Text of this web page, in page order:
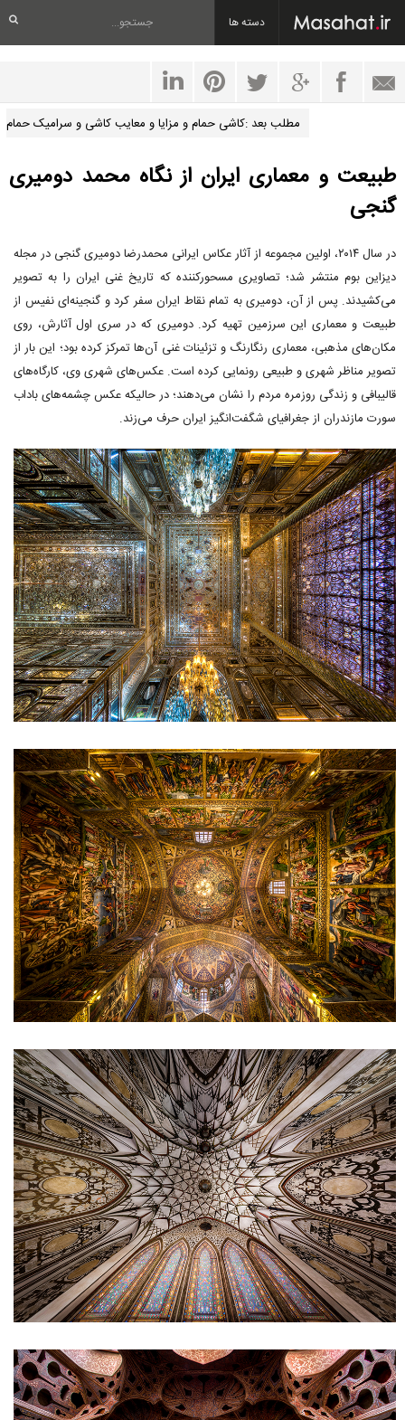
دسته ها
مطلب بعد :کاشی حمام و مزایا و معایب کاشی و سرامیک حمام
طبیعت و معماری ایران از نگاه محمد دومیری
گنجی
در سال ۲۰۱۴، اولین مجموعه از آثار عکاس ایرانی محمدرضا دومیری گنجی در مجله
دیزاین بوم منتشر شد؛ تصاویری مسحورکننده که تاریخ غنی ایران را به تصویر
می‌کشیدند. پس از آن، دومیری به تمام نقاط ایران سفر کرد و گنجینه‌ای نفیس از
طبیعت و معماری این سرزمین تهیه کرد. دومیری که در سری اول آثارش، روی
مکان‌های مذهبی، معماری رنگارنگ و تزئینات غنی آن‌ها تمرکز کرده بود؛ این بار از
تصویر مناظر شهری و طبیعی رونمایی کرده است. عکس‌های شهری وی، کارگاه‌های
قالیبافی و زندگی روزمره مردم را نشان می‌دهند؛ در حالیکه عکس چشمه‌های باداب
سورت مازندران از جغرافیای شگفت‌انگیز ایران حرف می‌زند.